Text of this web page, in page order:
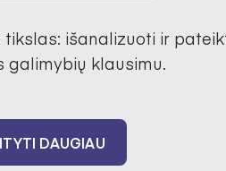
tikslas: išanalizuoti ir
galimybių klausimu.
DAUGIAU